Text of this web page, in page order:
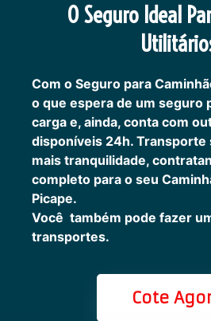
O Seguro Ideal
Com o Seguro para
o que espera de um seguro
carga e, ainda, conta com
disponíveis 24h. Transporte
mais tranquilidade,
completo para o seu
Picape.
Você também pode fazer
transportes.
Cote